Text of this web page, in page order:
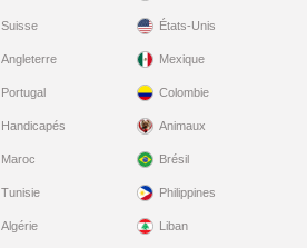
Suisse
Angleterre
Portugal
Handicapés
États-Unis
Mexique
Colombie
Animaux
Maroc
Tunisie
Algérie
Brésil
Philippines
Liban